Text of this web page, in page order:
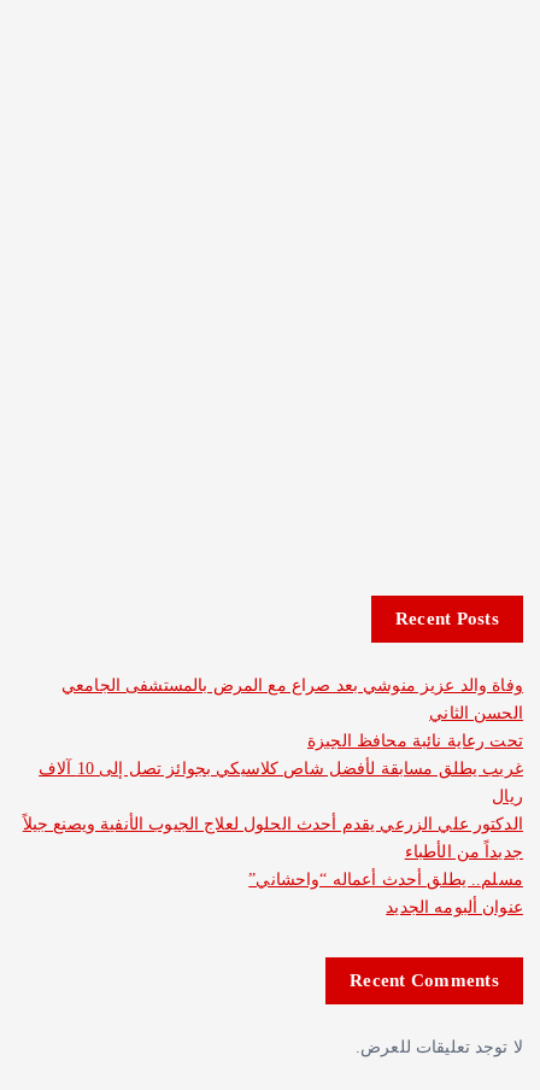
Recent
عزيز منوشي بعد صراع مع المرض بالمستشفى الجامعي
نائبة محافظ الجيزة
غريب يطلق مسابقة لأفضل شاص كلاسيكي بجوائز تصل إلى 10 آلاف
الزرعي يقدم أحدث الحلول لعلاج الجيوب الأنفية ويصنع جيلاً
أحدث أعماله “واحشاني”
الجديد
Recent
للعرض.